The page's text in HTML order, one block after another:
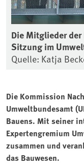
Die Mitglieder
Sitzung im
Quelle: Katja
Die Kommission
Umweltbundesamt
Bauens. Mit seiner
Expertengremium
zusammen und
das Bauwesen.